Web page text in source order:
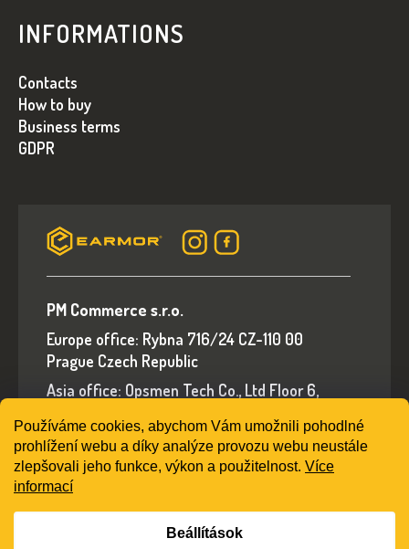
Používáme cookies, abychom Vám umožnili pohodlné
prohlížení webu a díky analýze provozu webu neustále
zlepšovali jeho funkce, výkon a použitelnost. Více
informací
Beállítások
INFORMATIONS
Contacts
How to buy
Business terms
GDPR
PM Commerce s.r.o.
Europe office: Rybna 716/24 CZ-110 00
Prague Czech Republic
Asia office: Opsmen Tech Co., Ltd Floor 6,
Guangzhou, Guangdong Province, China
E-mail: sales@earmorshop.com